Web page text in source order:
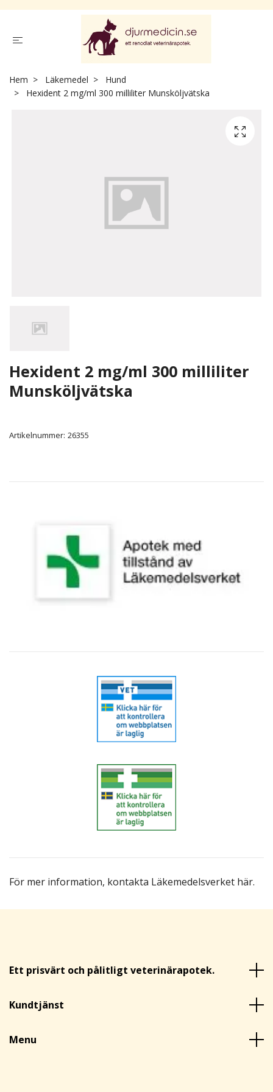
För mer information, kontakta Läkemedelsverket här.
Hem Läkemedel
Hund
Hexident 2 mg/ml 300 milliliter Munsköljvätska
Hexident 2 mg/ml 300 milliliter
Munsköljvätska
Artikelnummer: 26355
Ett prisvärt och pålitligt veterinärapotek.
Kundtjänst
Menu